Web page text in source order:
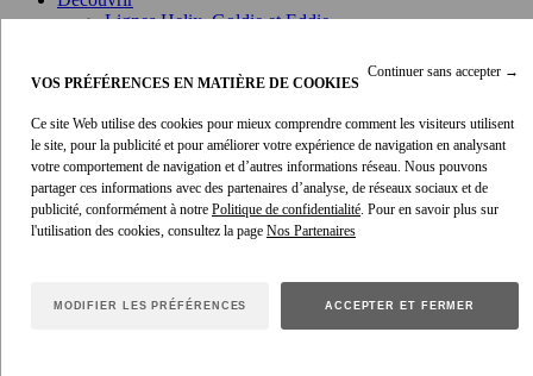
Continuer sans accepter →
VOS PRÉFÉRENCES EN MATIÈRE DE COOKIES
Ce site Web utilise des cookies pour mieux comprendre comment les visiteurs utilisent
le site, pour la publicité et pour améliorer votre expérience de navigation en analysant
votre comportement de navigation et d’autres informations réseau. Nous pouvons
partager ces informations avec des partenaires d’analyse, de réseaux sociaux et de
publicité, conformément à notre Politique de confidentialité. Pour en savoir plus sur
l'utilisation des cookies, consultez la page
MODIFIER LES PRÉFÉRENCES ACCEPTER ET FERMER
Lignes Helix, Goldie et Eddie
Découvrir LES souliers
EXPLORER LA COLLECTION DE SOULIERS
AUTOMNE 25
Accessoires
Lunettes de soleil